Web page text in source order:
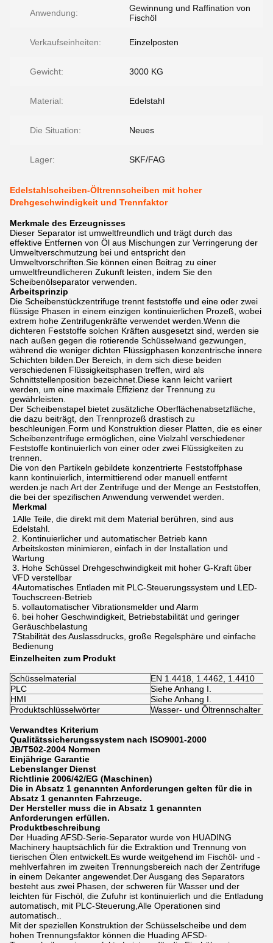
Anwendung:
Gewinnung und Raffination von
Fischöl
Verkaufseinheiten: Einzelposten
Gewicht: 3000 KG
Material: Edelstahl
Die Situation: Neues
Lager: SKF/FAG
Edelstahlscheiben-Öltrennscheiben mit hoher
Drehgeschwindigkeit und Trennfaktor
Merkmale des Erzeugnisses
Dieser Separator ist umweltfreundlich und trägt durch das
effektive Entfernen von Öl aus Mischungen zur Verringerung der
Umweltverschmutzung bei und entspricht den
Umweltvorschriften.Sie können einen Beitrag zu einer
umweltfreundlicheren Zukunft leisten, indem Sie den
Scheibenölseparator verwenden.
Arbeitsprinzip
Die Scheibenstückzentrifuge trennt feststoffe und eine oder zwei
flüssige Phasen in einem einzigen kontinuierlichen Prozeß, wobei
extrem hohe Zentrifugenkräfte verwendet werden.Wenn die
dichteren Feststoffe solchen Kräften ausgesetzt sind, werden sie
nach außen gegen die rotierende Schüsselwand gezwungen,
während die weniger dichten Flüssigphasen konzentrische innere
Schichten bilden.Der Bereich, in dem sich diese beiden
verschiedenen Flüssigkeitsphasen treffen, wird als
Schnittstellenposition bezeichnet.Diese kann leicht variiert
werden, um eine maximale Effizienz der Trennung zu
gewährleisten.
Der Scheibenstapel bietet zusätzliche Oberflächenabsetzfläche,
die dazu beiträgt, den Trennprozeß drastisch zu
beschleunigen.Form und Konstruktion dieser Platten, die es einer
Scheibenzentrifuge ermöglichen, eine Vielzahl verschiedener
Feststoffe kontinuierlich von einer oder zwei Flüssigkeiten zu
trennen.
Die von den Partikeln gebildete konzentrierte Feststoffphase
kann kontinuierlich, intermittierend oder manuell entfernt
werden.je nach Art der Zentrifuge und der Menge an Feststoffen,
die bei der spezifischen Anwendung verwendet werden.
Merkmal
1Alle Teile, die direkt mit dem Material berühren, sind aus
Edelstahl.
2. Kontinuierlicher und automatischer Betrieb kann
Arbeitskosten minimieren, einfach in der Installation und
Wartung
3. Hohe Schüssel Drehgeschwindigkeit mit hoher G-Kraft über
VFD verstellbar
4Automatisches Entladen mit PLC-Steuerungssystem und LED-
Touchscreen-Betrieb
5. vollautomatischer Vibrationsmelder und Alarm
6. bei hoher Geschwindigkeit, Betriebstabilität und geringer
Geräuschbelastung
7Stabilität des Auslassdrucks, große Regelsphäre und einfache
Bedienung
Einzelheiten zum Produkt
Schüsselmaterial
EN 1.4418, 1.4462, 1.4410
PLC
Siehe Anhang I.
HMI
Siehe Anhang I.
Produktschlüsselwörter
Wasser- und Öltrennschalter
Verwandtes Kriterium
Qualitätssicherungssystem nach ISO9001-2000
JB/T502-2004 Normen
Einjährige Garantie
Lebenslanger Dienst
Richtlinie 2006/42/EG (Maschinen)
Die in Absatz 1 genannten Anforderungen gelten für die in
Absatz 1 genannten Fahrzeuge.
Der Hersteller muss die in Absatz 1 genannten
Anforderungen erfüllen.
Produktbeschreibung
Der Huading AFSD-Serie-Separator wurde von HUADING
Machinery hauptsächlich für die Extraktion und Trennung von
tierischen Ölen entwickelt.Es wurde weitgehend im Fischöl- und -
mehlverfahren im zweiten Trennungsbereich nach der Zentrifuge
in einem Dekanter angewendet.Der Ausgang des Separators
besteht aus zwei Phasen, der schweren für Wasser und der
leichten für Fischöl, die Zufuhr ist kontinuierlich und die Entladung
automatisch, mit PLC-Steuerung,Alle Operationen sind
automatisch..
Mit der speziellen Konstruktion der Schüsselscheibe und dem
hohen Trennungsfaktor können die Huading AFSD-